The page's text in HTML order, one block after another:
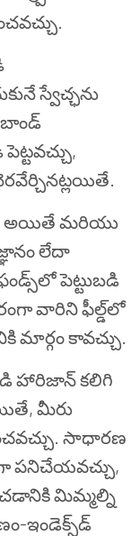
స్వేచ్ఛను
బాండ్
అయితే మరియు
లేదా
పెట్టుబడి
వారిని ఫీల్డ్‌లో
మార్గం కావచ్చు.
హారిజాన్ కలిగి
మీరు
సాధారణ
పనిచేయవచ్చు,
మిమ్మల్ని
ఇండెక్స్‌డ్